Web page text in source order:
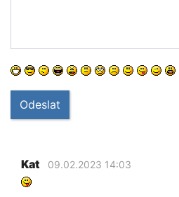
Odeslat
Kat 09.02.2023 14:03